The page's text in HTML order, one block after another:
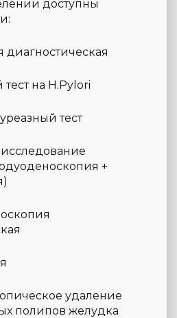
доступны
диагностическая
на H.Pylori
тест
+
удаление
полипов желудка